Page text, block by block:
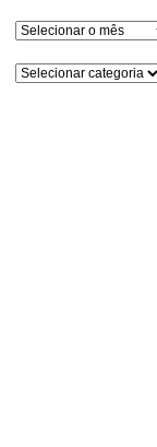
Arquivos
Categorias